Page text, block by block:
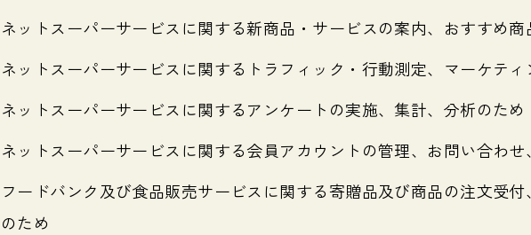
ネットスーパーサービスに関する新商品・サービスの案内、おすすめ
ネットスーパーサービスに関するトラフィック・行動測定、マーケテ
ネットスーパーサービスに関するアンケートの実施、集計、分析のため
ネットスーパーサービスに関する会員アカウントの管理、お問い合わ
フードバンク及び食品販売サービスに関する寄贈品及び商品の注文受
のため